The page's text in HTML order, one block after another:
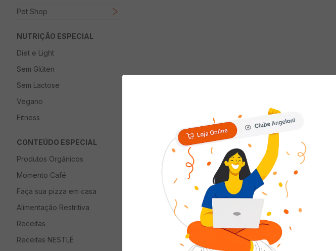
Pet Shop
NUTRIÇÃO ESPECIAL
Diet e Light
Sem Glúten
Sem Lactose
Vegano
Fitness
CONTEÚDO ESPECIAL
Produtos Orgânicos
Momento Café
Faça sua pizza em casa
Alimentação Restritiva
Receitas
Receitas NESTLÉ